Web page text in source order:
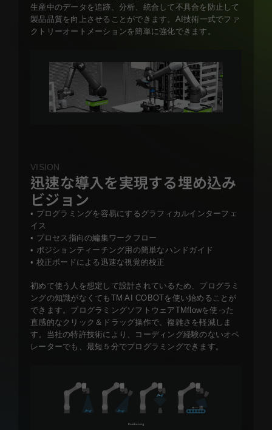
生産中のデータを追跡、分析、統合して不具合を防止して
製品品質を向上させることができます。AI技術一式でファ
クトリーオートメーションを簡単に強化できます。
VISION
迅速な導入を実現する埋め込み
ビジョン
• プログラミングを容易にするグラフィカルインターフェ
イス
• プロセス指向の編集ワークフロー
• ポジションティーチング用の簡単なハンドガイド
• 校正ボードによる迅速な視覚的校正
初めて使う人を想定して設計されているため、プログラミ
ングの知識がなくてもTM AI COBOTを使い始めることが
できます。プログラミングソフトウェアTMflowを使った
直感的なクリック＆ドラッグ操作で、複雑さを軽減しま
す。当社の特許技術により、コーディング経験のないオペ
レーターでも、最短５分でプログラミングできます。